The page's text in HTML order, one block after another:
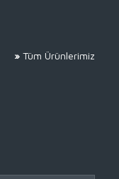
» Tüm Ürünlerimiz